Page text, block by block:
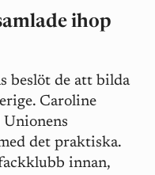
ihop
beslöt de att bilda
Caroline
det praktiska.
innan,